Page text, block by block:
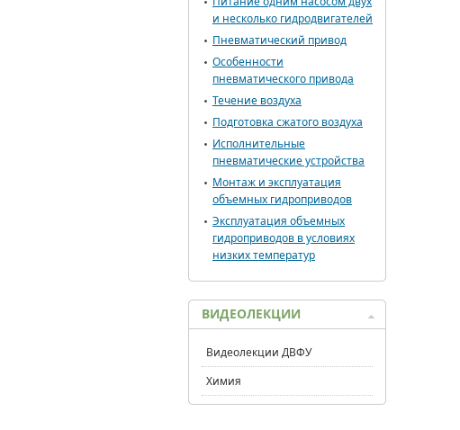
и несколько гидродвигателей
Пневматический привод
Особенности
пневматического привода
Течение воздуха
Подготовка сжатого воздуха
Исполнительные
пневматические устройства
Монтаж и эксплуатация
объемных гидроприводов
Эксплуатация объемных
гидроприводов в условиях
низких температур
ВИДЕОЛЕКЦИИ
Видеолекции ДВФУ
Химия